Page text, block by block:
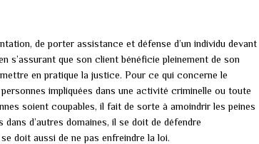
de porter assistance et défense d’un individu devant
s’assurant que son client bénéficie pleinement de son
en pratique la justice. Pour ce qui concerne le
impliquées dans une activité criminelle ou toute
soient coupables, il fait de sorte à amoindrir les peines
d’autres domaines, il se doit de défendre
doit aussi de ne pas enfreindre la loi.